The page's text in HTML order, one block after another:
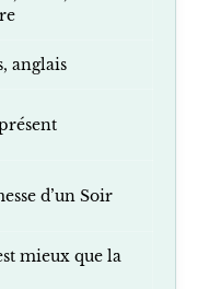
anglais
d’un Soir
mieux que la